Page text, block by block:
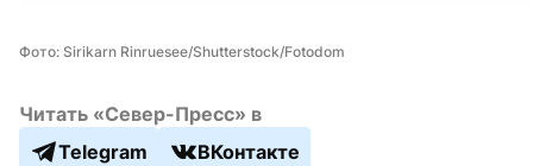
Фото: Sirikarn Rinruesee/Shutterstock/Fotodom
Читать «Север-Пресс» в
Telegram
ВКонтакте